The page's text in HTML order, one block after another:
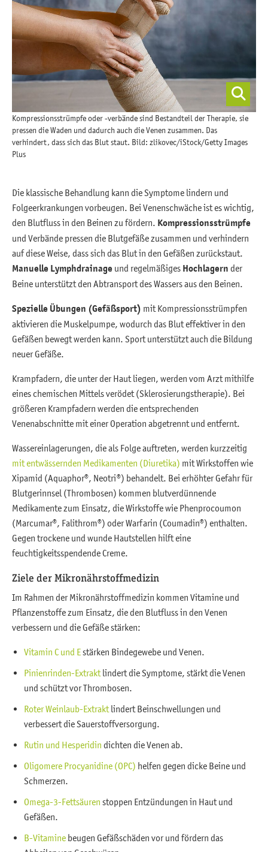
Kompressionsstrümpfe oder -verbände sind Bestandteil der Therapie, sie
pressen die Waden und dadurch auch die Venen zusammen. Das
verhindert, dass sich das Blut staut. Bild: zlikovec/iStock/Getty Images
Plus
Die klassische Behandlung kann die Symptome lindern und
Folgeerkrankungen vorbeugen. Bei Venenschwäche ist es wichtig,
den Blutfluss in den Beinen zu fördern. Kompressionsstrümpfe
und Verbände pressen die Blutgefäße zusammen und verhindern
auf diese Weise, dass sich das Blut in den Gefäßen zurückstaut.
Manuelle Lymphdrainage und regelmäßiges Hochlagern der
Beine unterstützt den Abtransport des Wassers aus den Beinen.
Spezielle Übungen (Gefäßsport) mit Kompressionsstrümpfen
aktivieren die Muskelpumpe, wodurch das Blut effektiver in den
Gefäßen bewegt werden kann. Sport unterstützt auch die Bildung
neuer Gefäße.
Krampfadern, die unter der Haut liegen, werden vom Arzt mithilfe
eines chemischen Mittels verödet (Sklerosierungstherapie). Bei
größeren Krampfadern werden die entsprechenden
Venenabschnitte mit einer Operation abgetrennt und entfernt.
Wassereinlagerungen, die als Folge auftreten, werden kurzzeitig
mit entwässernden Medikamenten (Diuretika) mit Wirkstoffen wie
Xipamid (Aquaphor®, Neotri®) behandelt. Bei erhöhter Gefahr für
Blutgerinnsel (Thrombosen) kommen blutverdünnende
Medikamente zum Einsatz, die Wirkstoffe wie Phenprocoumon
(Marcumar®, Falithrom®) oder Warfarin (Coumadin®) enthalten.
Gegen trockene und wunde Hautstellen hilft eine
feuchtigkeitsspendende Creme.
Ziele der Mikronährstoffmedizin
Im Rahmen der Mikronährstoffmedizin kommen Vitamine und
Pflanzenstoffe zum Einsatz, die den Blutfluss in den Venen
verbessern und die Gefäße stärken:
Vitamin C und Estärken Bindegewebe und Venen.
Pinienrinden-Extrakt lindert die Symptome, stärkt die Venen
und schützt vor Thrombosen.
Roter Weinlaub-Extrakt lindert Beinschwellungen und
verbessert die Sauerstoffversorgung.
Rutin und Hesperidin dichten die Venen ab.
Oligomere Procyanidine (OPC) helfen gegen dicke Beine und
Schmerzen.
Omega-3-Fettsäuren stoppen Entzündungen in Haut und
Gefäßen.
B-Vitamine beugen Gefäßschäden vor und fördern das